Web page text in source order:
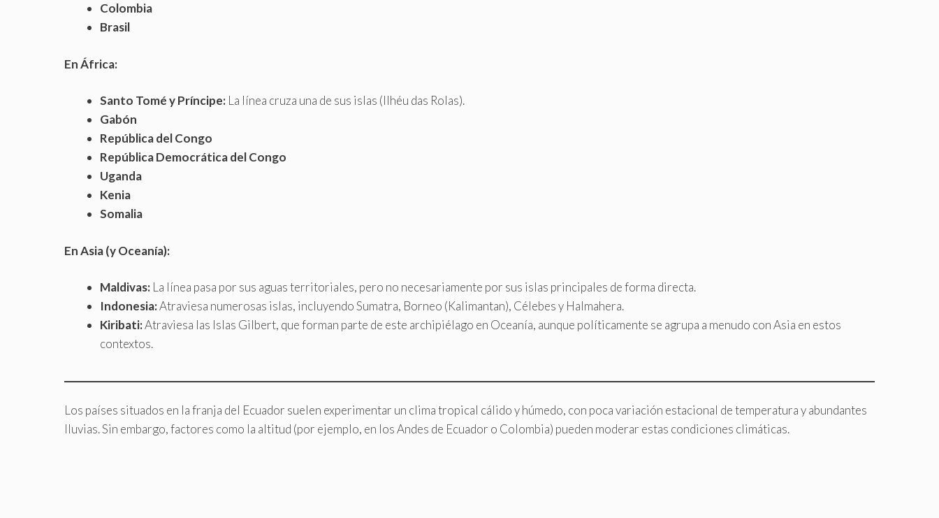
Colombia
Brasil
En África:
Santo Tomé y Príncipe: La línea cruza una de sus islas (Ilhéu das Rolas).
Gabón
República del Congo
República Democrática del Congo
Uganda
Kenia
Somalia
En Asia (y Oceanía):
Maldivas: La línea pasa por sus aguas territoriales, pero no necesariamente por sus islas principales de forma directa.
Indonesia:Atraviesa numerosas islas, incluyendo Sumatra, Borneo (Kalimantan), Célebes y Halmahera.
Kiribati:Atraviesa las Islas Gilbert, que forman parte de este archipiélago en Oceanía, aunque políticamente se agrupa a menudo con Asia en estos
contextos.
Los países situados en la franja del Ecuador suelen experimentar un clima tropical cálido y húmedo, con poca variación estacional de temperatura y abundantes
lluvias. Sin embargo, factores como la altitud (por ejemplo, en los Andes de Ecuador o Colombia) pueden moderar estas condiciones climáticas.